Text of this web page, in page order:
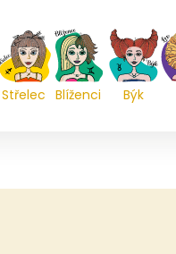
Střelec Blíženci Býk